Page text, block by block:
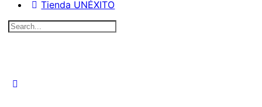
Tienda UNÉXITO
Search